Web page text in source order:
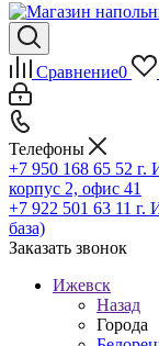
Сравнение0
Телефоны
+7 950 168 65 52 г.
корпус 2, офис 41
+7 922 501 63 11 г.
база)
Заказать звонок
Ижевск
Назад
Города